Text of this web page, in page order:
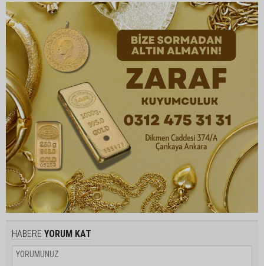
HABERE YORUM KAT